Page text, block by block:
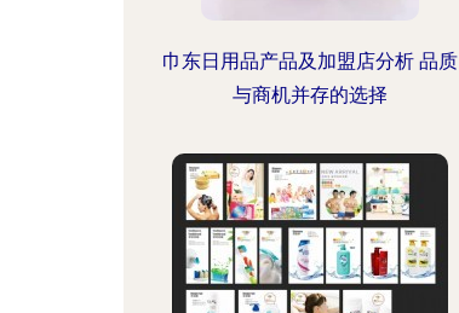
巾东日用品产品及加盟店分析 品质
与商机并存的选择